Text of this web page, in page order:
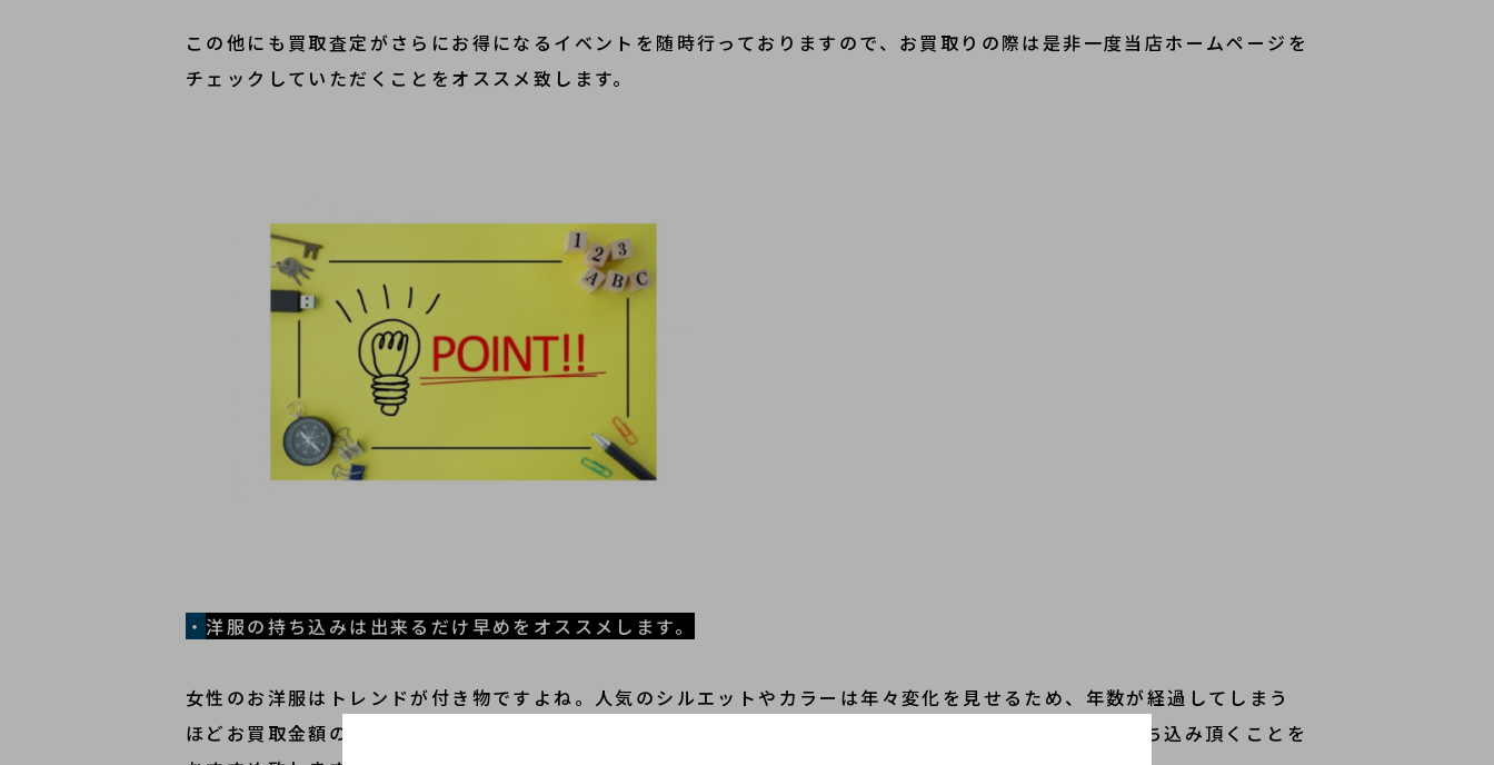
この他にも買取査定がさらにお得になるイベントを随時行っておりますので、お買取りの際は是非一度当店ホームページを
チェックしていただくことをオススメ致します。
・洋服の持ち込みは出来るだけ早めをオススメします。
女性のお洋服はトレンドが付き物ですよね。人気のシルエットやカラーは年々変化を見せるため、年数が経過してしまう
ほどお買取金額の減少に繋がってしまうことがございます。ご不要と感じたその時に出来るだけ早くお持ち込み頂くことを